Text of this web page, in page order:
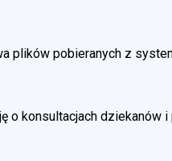
plików pobieranych z
o konsultacjach dziekanów